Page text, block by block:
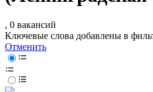
, 0 вакансий
Ключевые слова добавлены в
Отменить